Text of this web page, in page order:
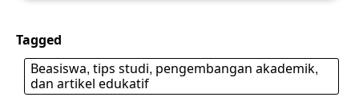
Tagged
Beasiswa, tips studi, pengembangan akademik,
dan artikel edukatif